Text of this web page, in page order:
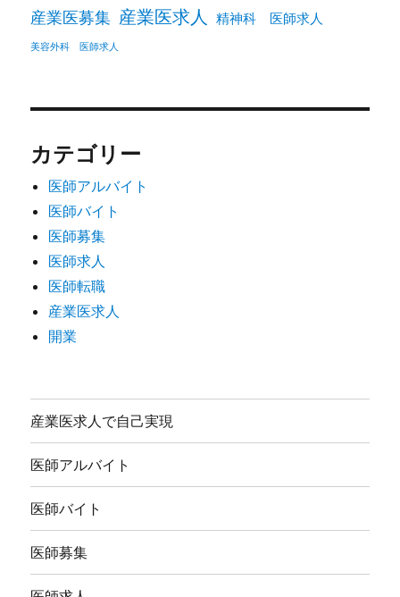
産業医募集 産業医求人 精神科 医師求人
美容外科 医師求人
カテゴリー
医師アルバイト
医師バイト
医師募集
医師求人
医師転職
産業医求人
開業
産業医求人で自己実現
医師アルバイト
医師バイト
医師募集